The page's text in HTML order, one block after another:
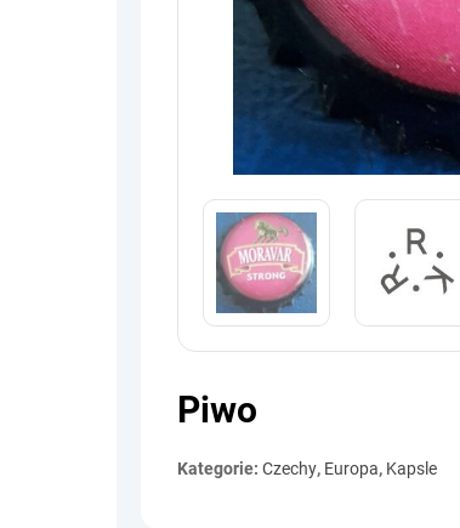
Piwo
Kategorie: Czechy, Europa, Kapsle